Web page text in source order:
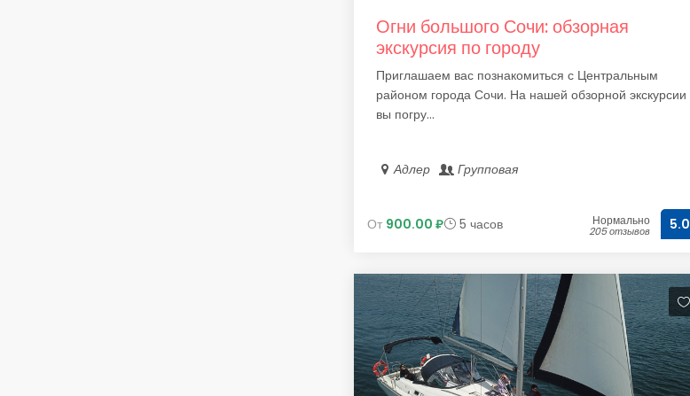
Огни большого Сочи: обзорная
экскурсия по городу
Приглашаем вас познакомиться с Центральным
районом города Сочи. На нашей обзорной экскурсии
вы погру...
Адлер Групповая
От 900.00 ₽ 5 часов Нормально
205 отзывов 5.0